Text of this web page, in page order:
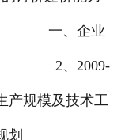
一、企业
、2009-
模及技术工
规划